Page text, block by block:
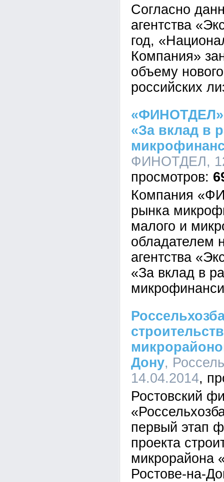
Согласно
агентства
год,
Компания»
объему
российских
«ФИНОТДЕЛ»
«За вклад в
ФИНОТДЕЛ,
Компания
рынка
малого и
обладателем
агентства
«За вклад в
Дону,
14.04.2014
Ростовский
первый этап
проекта
микрорайона
Ростове-на-